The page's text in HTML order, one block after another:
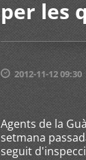
per les
2012-11-12 09:30
Agents de la
setmana
seguit